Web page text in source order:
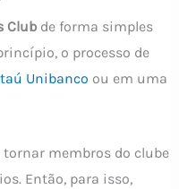
Clubde forma simples
o processo de
Unibanco ou em uma
tornar membros do clube
Então, para isso,